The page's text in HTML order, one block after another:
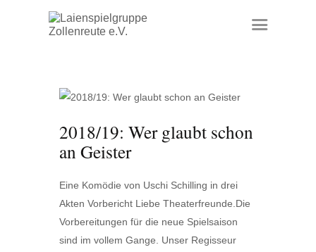
Home
Vereinsaktivitäten
Historie
Kontakt
2018/19: Wer glaubt schon
an Geister
Eine Komödie von Uschi Schilling in drei
Akten Vorbericht Liebe Theaterfreunde.Die
Vorbereitungen für die neue Spielsaison
sind im vollem Gange. Unser Regisseur